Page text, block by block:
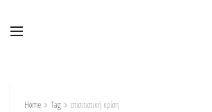
Home Tag επισιτιστική κρίση